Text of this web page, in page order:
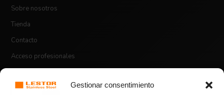
Gestionar consentimiento
Sobre nosotros
Tienda
Contacto
Acceso profesionales
ASPECTOS LEGALES